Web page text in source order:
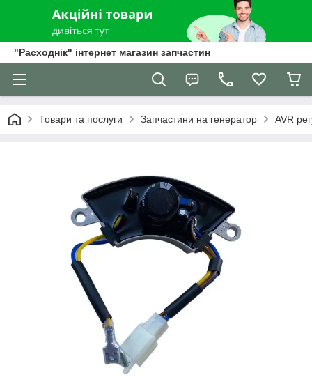
"Расходнік" інтернет магазин запчастин
Товари та послуги Запчастини на генератор AVR